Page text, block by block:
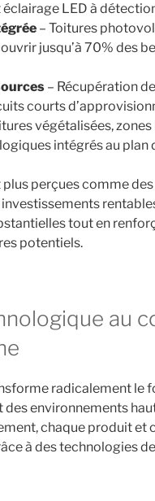
LED à
– Toitures
jusqu’à 70% des
– Récupération
courts
végétalisées,
intégrés au plan
perçues comme
tout en
potentiels.
au
radicalement le
des environnements
chaque produit et
à des technologies